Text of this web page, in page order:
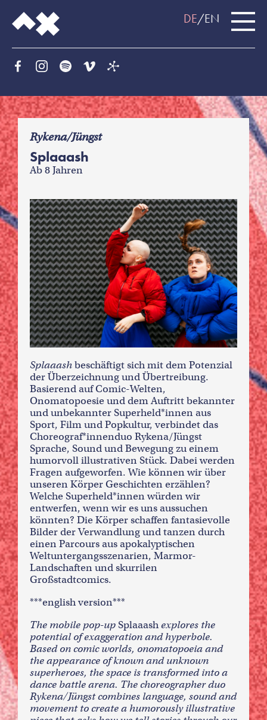
DE EN
f
Rykena/Jüngst
Splaaash
Ab 8 Jahren
Splaaashbeschäftigt sich mit dem Potenzial
der Überzeichnung und Übertreibung.
Basierend auf Comic-Welten,
Onomatopoesie und dem Auftritt bekannter
und unbekannter Superheld*innen aus
Sport, Film und Popkultur, verbindet das
Choreograf*innenduo Rykena/Jüngst
Sprache, Sound und Bewegung zu einem
humorvoll illustrativen Stück. Dabei werden
Fragen aufgeworfen. Wie können wir über
unseren Körper Geschichten erzählen?
Welche Superheld*innen würden wir
entwerfen, wenn wir es uns aussuchen
könnten? Die Körper schaffen fantasievolle
Bilder der Verwandlung und tanzen durch
einen Parcours aus apokalyptischen
Weltuntergangsszenarien, Marmor-
Landschaften und skurrilen
Großstadtcomics.
***english version***
The mobile pop-upSplaaashexplores the
potential of exaggeration and hyperbole.
Based on comic worlds, onomatopoeia and
the appearance of known and unknown
superheroes, the space is transformed into a
dance battle arena. The choreographer duo
Rykena/Jüngst combines language, sound and
movement to create a humorously illustrative